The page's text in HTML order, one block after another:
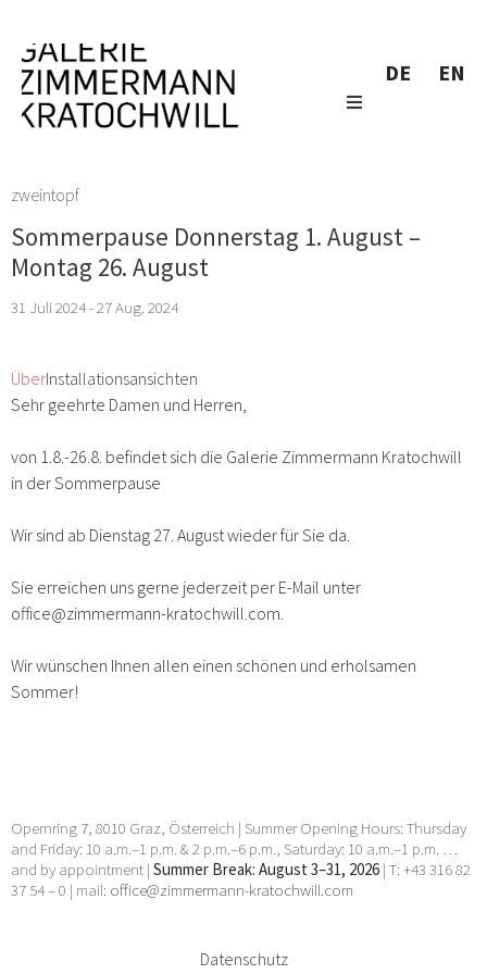
DE EN
zweintopf
Sommerpause Donnerstag 1. August –
Montag 26. August
31 Juli 2024 - 27 Aug. 2024
ÜberInstallationsansichten
Sehr geehrte Damen und Herren,
von 1.8.-26.8. befindet sich die Galerie Zimmermann Kratochwill
in der Sommerpause
Wir sind ab Dienstag 27. August wieder für Sie da.
Sie erreichen uns gerne jederzeit per E-Mail unter
office@zimmermann-kratochwill.com.
Wir wünschen Ihnen allen einen schönen und erholsamen
Sommer!
Opernring 7, 8010 Graz, Österreich | Summer Opening Hours: Thursday
and Friday: 10 a.m.–1 p.m. & 2 p.m.–6 p.m., Saturday: 10 a.m.–1 p.m. …
and by appointment | Summer Break: August 3–31, 2026 | T: +43 316 82
37 54 – 0 | mail: office@zimmermann-kratochwill.com
Datenschutz